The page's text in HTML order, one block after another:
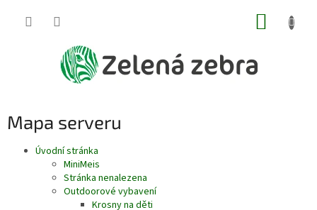
Mapa serveru
Úvodní stránka
MiniMeis
Stránka nenalezena
Outdoorové vybavení
Krosny na děti